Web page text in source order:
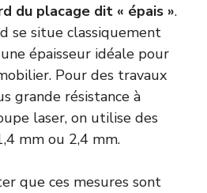
du placage dit « épais ».
se situe classiquement
épaisseur idéale pour
Pour des travaux
grande résistance à
laser, on utilise des
mm ou 2,4 mm.
que ces mesures sont